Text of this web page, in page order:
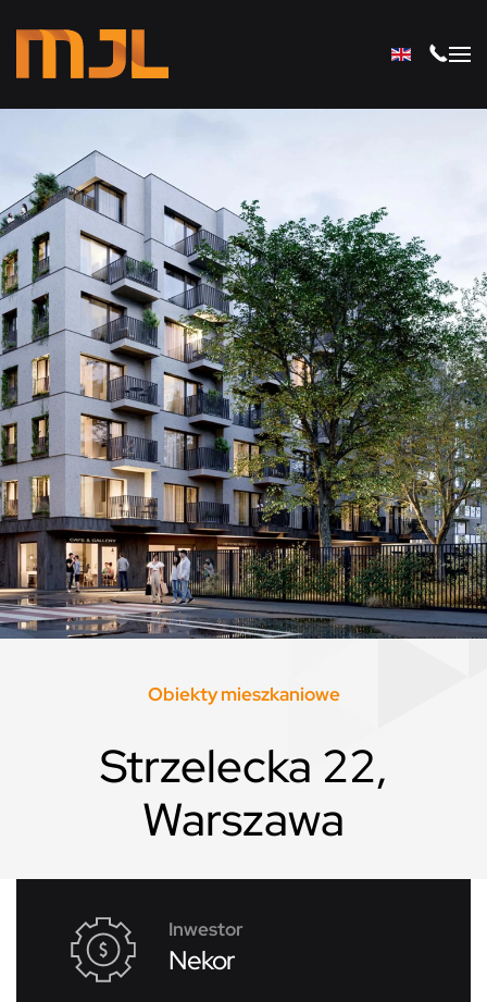
Przejdź do głównej treści
Obiekty mieszkaniowe
Strzelecka 22,
Warszawa
Inwestor
Nekor